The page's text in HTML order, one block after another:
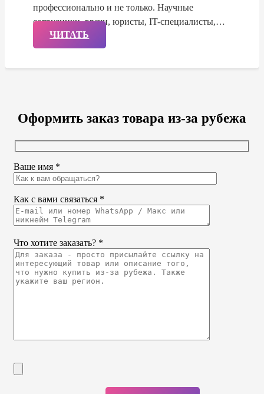
профессионально и не только. Научные
сотрудники, врачи, юристы, IT-специалисты,…
ЧИТАТЬ
Оформить заказ товара из-за рубежа
Ваше имя *
Как с вами связаться *
Что хотите заказать? *